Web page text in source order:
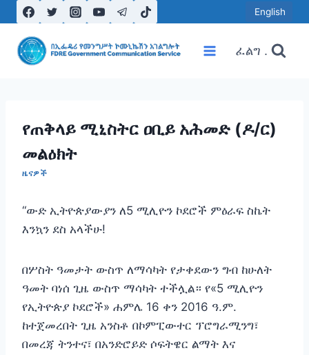
to
content
English
ፈልግ .
የጠቅላይ ሚኒስትር ዐቢይ አሕመድ (ዶ/ር)
መልዕክት
ዜናዎች
“ውድ ኢትዮጵያውያን ለ5 ሚሊዮን ኮደሮች ምዕራፍ ስኬት
እንኳን ደስ አላችሁ!
‎‎በሦስት ዓመታት ውስጥ ለማሳካት የታቀደውን ግብ ከሁለት
ዓመት ባነሰ ጊዜ ውስጥ ማሳካት ተችሏል። የ«5 ሚሊዮን
የኢትዮጵያ ኮደሮች» ሐምሌ 16 ቀን 2016 ዓ.ም.
ከተጀመረበት ጊዜ አንስቶ በኮምፒውተር ፕሮግራሚንግ፣
በመረጃ ትንተና፣ በአንድሮይድ ሶፍትዌር ልማት እና